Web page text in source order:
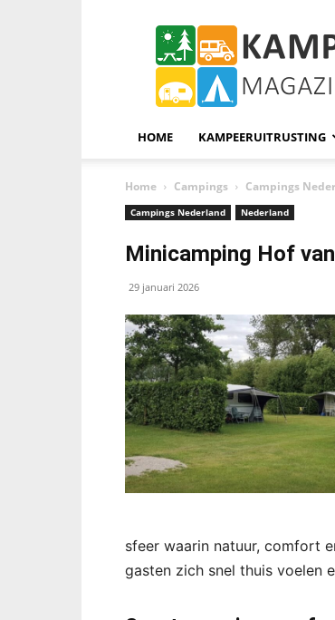
HOME KAMPEERUITRUSTING
Home Campings Campings
Campings Nederland Nederland
Minicamping Hof
29 januari 2026
sfeer waarin natuur, comfort
gasten zich snel thuis voelen